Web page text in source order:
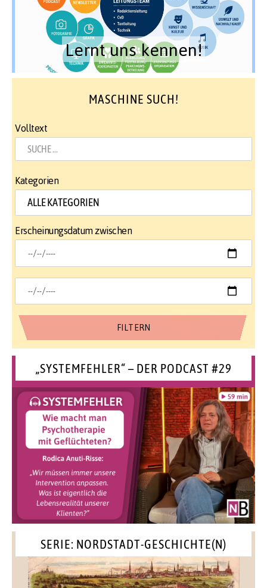
Lernt uns kennen!
MASCHINE SUCH!
Volltext
Kategorien
Erscheinungsdatum zwischen
„SYSTEMFEHLER“ – DER PODCAST #29
SERIE: NORDSTADT-GESCHICHTE(N)